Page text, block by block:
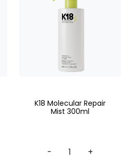
K18 Molecular Repair
Mist 300ml
- +